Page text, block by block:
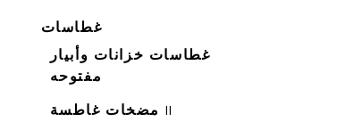
غطاسات
غطاسات خزانات وأبيار
مفتوحه
مضخات غاطسة ||